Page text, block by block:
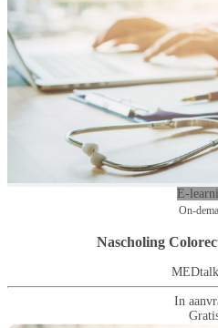
E-
On-
Nascholing
In